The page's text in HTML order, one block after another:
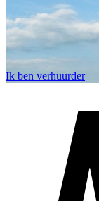
Ik ben verhuurder